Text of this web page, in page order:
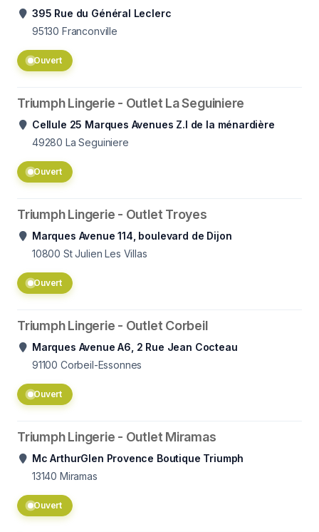
395 Rue du Général Leclerc
95130 Franconville
Ouvert
Triumph Lingerie - Outlet La Seguiniere
Cellule 25 Marques Avenues Z.I de la ménardière
49280 La Seguiniere
Ouvert
Triumph Lingerie - Outlet Troyes
Marques Avenue 114, boulevard de Dijon
10800 St Julien Les Villas
Ouvert
Triumph Lingerie - Outlet Corbeil
Marques Avenue A6, 2 Rue Jean Cocteau
91100 Corbeil-Essonnes
Ouvert
Triumph Lingerie - Outlet Miramas
Mc ArthurGlen Provence Boutique Triumph
13140 Miramas
Ouvert